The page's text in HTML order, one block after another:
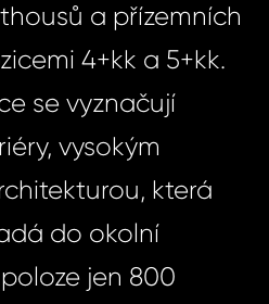
a přízemních
4+kk a 5+kk.
se vyznačují
vysokým
která
do okolní
jen 800